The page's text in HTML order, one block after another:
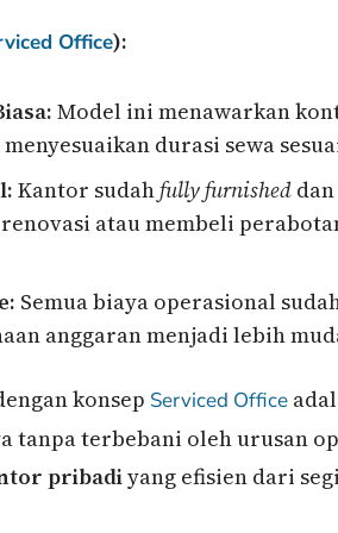
Office):
Model ini menawarkan
durasi sewa
Kantor sudahfully furnished
atau membeli
Semua biaya operasional
anggaran menjadi lebih
konsep Serviced Office
tanpa terbebani oleh urusan
pribadiyang efisien dari